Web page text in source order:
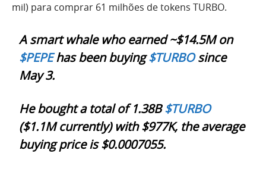
mil) para comprar 61 milhões de tokens TURBO.
A smart whale who earned ~$14.5M on
$PEPEhas been buying$TURBOsince
May 3.
He bought a total of 1.38B$TURBO
($1.1M currently) with $977K, the average
buying price is $0.0007055.